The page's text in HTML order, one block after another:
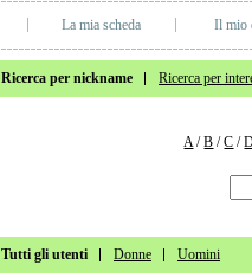
La mia scheda Il mio
Ricerca per nickname Ricerca per
A/B /C /
Tutti gli utenti Donne Uomini